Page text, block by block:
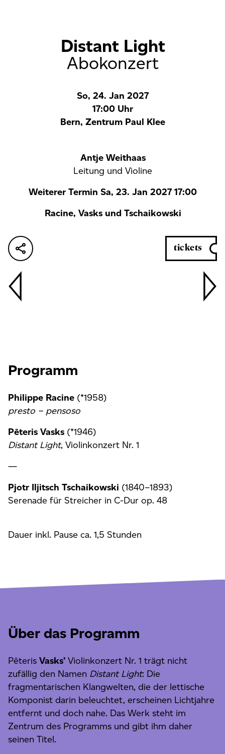
Distant Light
Abokonzert
So, 24. Jan 2027
17:00 Uhr
Bern, Zentrum Paul Klee
Antje Weithaas
Leitung und Violine
Weiterer Termin Sa, 23. Jan 2027 17:00
Racine, Vasks und Tschaikowski
tickets
Programm
Philippe Racine (*1958)
presto – pensoso
Pēteris Vasks (*1946)
Distant Light, Violinkonzert Nr. 1
—
Pjotr Iljitsch Tschaikowski (1840–1893)
Serenade für Streicher in C-Dur op. 48
Dauer inkl. Pause ca. 1,5 Stunden
Über das Programm
Pēteris Vasks’ Violinkonzert Nr. 1 trägt nicht
zufällig den Namen Distant Light: Die
fragmentarischen Klangwelten, die der lettische
Komponist darin beleuchtet, erscheinen Lichtjahre
entfernt und doch nahe. Das Werk steht im
Zentrum des Programms und gibt ihm daher
seinen Titel.